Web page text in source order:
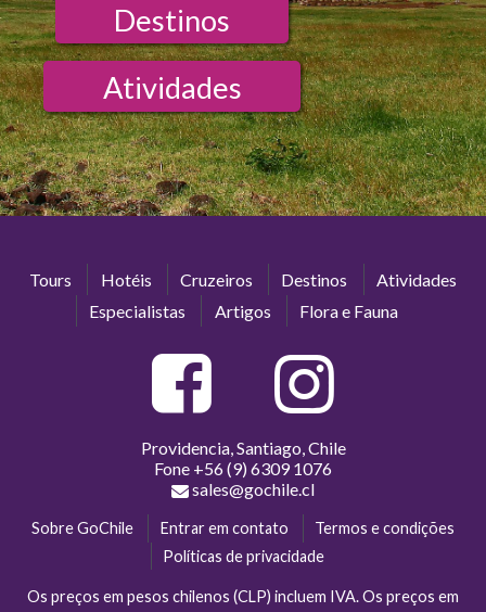
Destinos
Atividades
Tours Hotéis Cruzeiros Destinos
Atividades
Especialistas
Artigos Flora e Fauna
Providencia, Santiago, Chile
Fone +56 (9) 6309 1076
sales@gochile.cl
Sobre GoChile Entrar em contato
Termos e condições
Políticas de privacidade
Os preços em pesos chilenos (CLP) incluem IVA. Os preços em